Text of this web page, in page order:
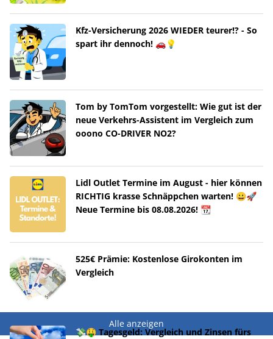
Kfz-Versicherung 2026 WIEDER teurer!? - So
spart ihr dennoch! 🚗💡
Tom by TomTom vorgestellt: Wie gut ist der
neue Verkehrs-Assistent im Vergleich zum
ooono CO-DRIVER NO2?
Lidl Outlet Termine im August - hier können
RICHTIG krasse Schnäppchen warten! 😀🚀
Neue Termine bis 08.08.2026! 📆
525€ Prämie: Kostenlose Girokonten im
Vergleich
Alle anzeigen
💸🤑 Tagesgeld: Vergleich und Zinsen fürs